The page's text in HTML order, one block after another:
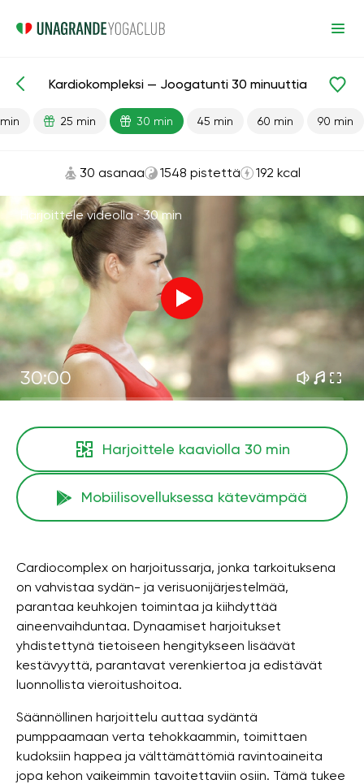
Valmiit oppitunnit Kardio
Kardiokompleksi — Joogatunti 30 minuuttia
25 min 30 min 45 min 60 min 90 min
30 asanaa 1548 pistettä 192 kcal
Harjoittele videolla ·30 min
30:00
Harjoittele kaaviolla 30 min
Mobiilisovelluksessa kätevämpää
Cardiocomplex on harjoitussarja, jonka tarkoituksena
on vahvistaa sydän- ja verisuonijärjestelmää,
parantaa keuhkojen toimintaa ja kiihdyttää
aineenvaihduntaa. Dynaamiset harjoitukset
yhdistettynä tietoiseen hengitykseen lisäävät
kestävyyttä, parantavat verenkiertoa ja edistävät
luonnollista vieroitushoitoa.
Säännöllinen harjoittelu auttaa sydäntä
pumppaamaan verta tehokkaammin, toimittaen
kudoksiin happea ja välttämättömiä ravintoaineita
jopa kehon vaikeimmin tavoitettaviin osiin. Tämä tukee